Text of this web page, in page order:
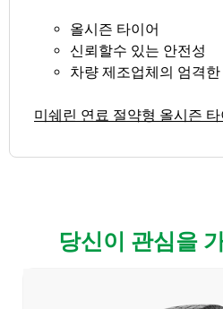
올시즌 타이어
신뢰할수 있는 안전성
차량 제조업체의 엄격
미쉐린 연료 절약형 올시즌
당신이 관심을